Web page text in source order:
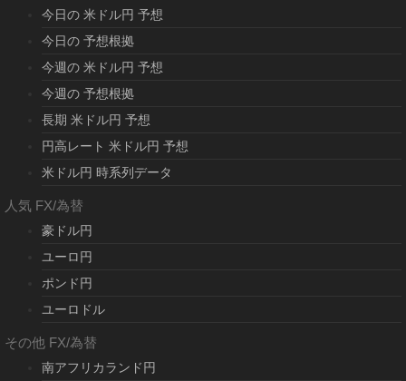
今日の 米ドル円 予想
今日の 予想根拠
今週の 米ドル円 予想
今週の 予想根拠
長期 米ドル円 予想
円高レート 米ドル円 予想
米ドル円 時系列データ
人気 FX/為替
豪ドル円
ユーロ円
ポンド円
ユーロドル
その他 FX/為替
南アフリカランド円